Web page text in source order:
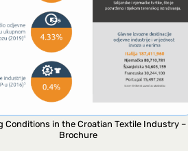
Conditions in the Croatian Textile Industry –
Brochure